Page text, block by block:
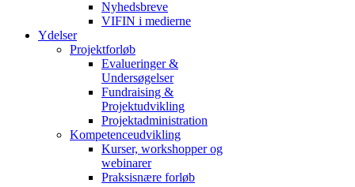
Nyhedsbreve
VIFIN i medierne
Ydelser
Projektforløb
Evalueringer &
Undersøgelser
Fundraising &
Projektudvikling
Projektadministration
Kompetenceudvikling
Kurser, workshopper og
webinarer
Praksisnære forløb